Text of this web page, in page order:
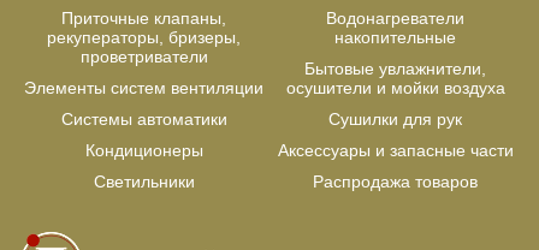
Приточные клапаны,
рекуператоры, бризеры,
проветриватели
Элементы систем вентиляции
Системы автоматики
Кондиционеры
Светильники
Водонагреватели
накопительные
Бытовые увлажнители,
осушители и мойки воздуха
Сушилки для рук
Аксессуары и запасные части
Распродажа товаров